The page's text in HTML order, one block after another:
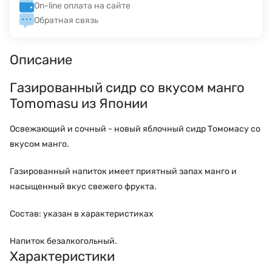
On-line оплата на сайте
Обратная связь
Описание
Газированный сидр со вкусом манго
Tomomasu из Японии
Освежающий и сочный - новый яблочный сидр Томомасу со
вкусом манго.
Газированный напиток имеет приятный запах манго и
насыщенный вкус свежего фрукта.
Состав: указан в характеристиках
Напиток безалкогольный.
Характеристики